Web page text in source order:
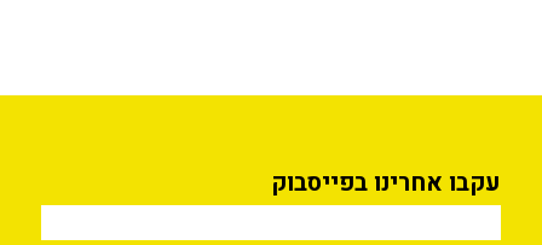
עקבו אחרינו בפייסבוק